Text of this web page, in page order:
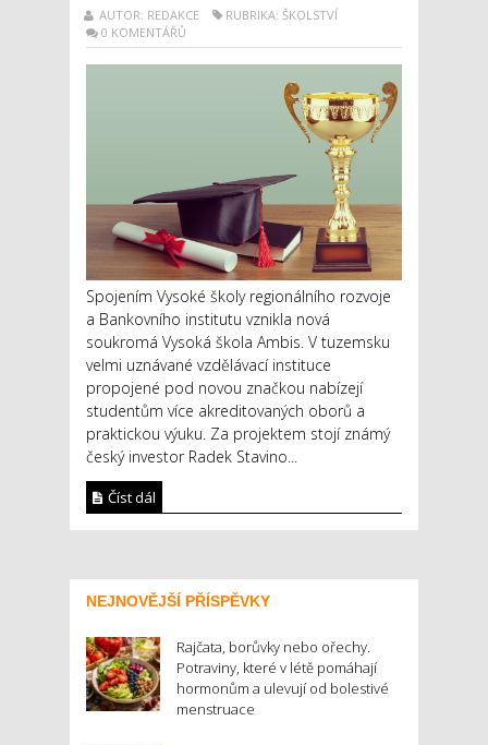
AUTOR: REDAKCE
RUBRIKA: ŠKOLSTVÍ
0 KOMENTÁŘŮ
Spojením Vysoké školy regionálního rozvoje
a Bankovního institutu vznikla nová
soukromá Vysoká škola Ambis. V tuzemsku
velmi uznávané vzdělávací instituce
propojené pod novou značkou nabízejí
studentům více akreditovaných oborů a
praktickou výuku. Za projektem stojí známý
český investor Radek Stavino...
Číst dál
NEJNOVĚJŠÍ PŘÍSPĚVKY
Rajčata, borůvky nebo ořechy.
Potraviny, které v létě pomáhají
hormonům a ulevují od bolestivé
menstruace